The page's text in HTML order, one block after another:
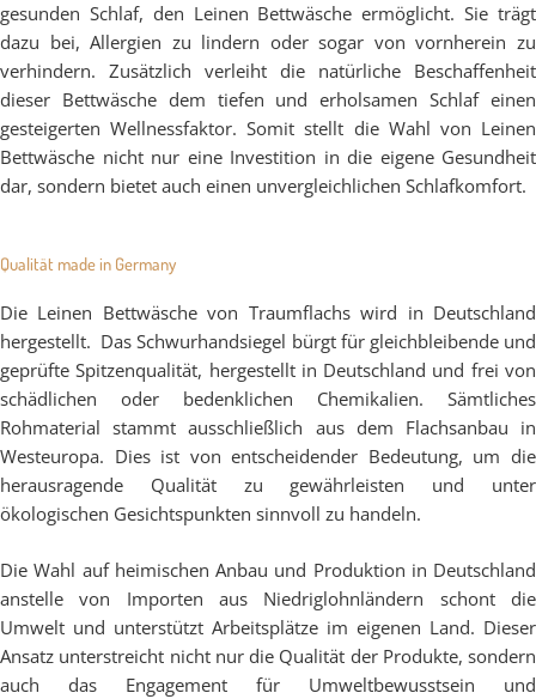
gesunden Schlaf, den Leinen Bettwäsche ermöglicht. Sie trägt
dazu bei, Allergien zu lindern oder sogar von vornherein zu
verhindern. Zusätzlich verleiht die natürliche Beschaffenheit
dieser Bettwäsche dem tiefen und erholsamen Schlaf einen
gesteigerten Wellnessfaktor. Somit stellt die Wahl von Leinen
Bettwäsche nicht nur eine Investition in die eigene Gesundheit
dar, sondern bietet auch einen unvergleichlichen Schlafkomfort.
Qualität made in Germany
Die Leinen Bettwäsche von Traumflachs wird in Deutschland
hergestellt. Das Schwurhandsiegel bürgt für gleichbleibende und
geprüfte Spitzenqualität, hergestellt in Deutschland und frei von
schädlichen oder bedenklichen Chemikalien. Sämtliches
Rohmaterial stammt ausschließlich aus dem Flachsanbau in
Westeuropa. Dies ist von entscheidender Bedeutung, um die
herausragende Qualität zu gewährleisten und unter
ökologischen Gesichtspunkten sinnvoll zu handeln.
Die Wahl auf heimischen Anbau und Produktion in Deutschland
anstelle von Importen aus Niedriglohnländern schont die
Umwelt und unterstützt Arbeitsplätze im eigenen Land. Dieser
Ansatz unterstreicht nicht nur die Qualität der Produkte, sondern
auch das Engagement für Umweltbewusstsein und